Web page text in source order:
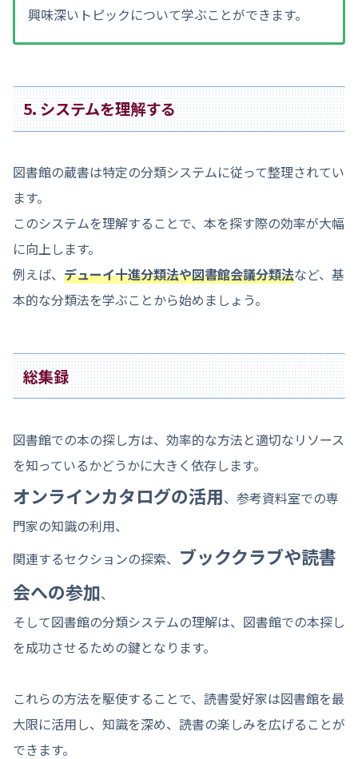
興味深いトピックについて学ぶことができます。
5. システムを理解する
図書館の蔵書は特定の分類システムに従って整理されてい
ます。
このシステムを理解することで、本を探す際の効率が大幅
に向上します。
例えば、 デューイ十進分類法や図書館会議分類法など、基
本的な分類法を学ぶことから始めましょう。
総集録
図書館での本の探し方は、効率的な方法と適切なリソース
を知っているかどうかに大きく依存します。
オンラインカタログの活用、参考資料室での専
門家の知識の利用、
関連するセクションの探索、 ブッククラブや読書
会への参加、
そして図書館の分類システムの理解は、図書館での本探し
を成功させるための鍵となります。
これらの方法を駆使することで、読書愛好家は図書館を最
大限に活用し、知識を深め、読書の楽しみを広げることが
できます。